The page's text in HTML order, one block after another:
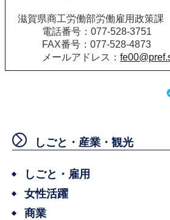
滋賀県商工労働部労働雇用政策課
電話番号：077-528-3751
FAX番号：077-528-4873
メールアドレス：
しごと・産業・観光
しごと・雇用
女性活躍
商業